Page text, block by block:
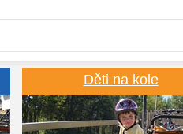
Děti na kole